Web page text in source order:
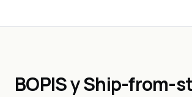
BOPIS y Ship-from-